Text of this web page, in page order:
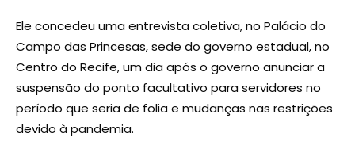
Ele concedeu uma entrevista coletiva, no Palácio do
Campo das Princesas, sede do governo estadual, no
Centro do Recife, um dia após o governo anunciar a
suspensão do ponto facultativo para servidores no
período que seria de folia e mudanças nas restrições
devido à pandemia.